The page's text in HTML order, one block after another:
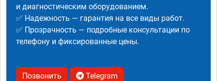
и диагностическим оборудованием.
✅ Надежность — гарантия на все виды работ.
✅ Прозрачность — подробные консультации по
телефону и фиксированные цены.
Позвонить Telegram